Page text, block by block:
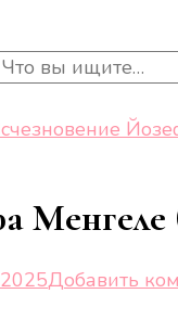
Добавить